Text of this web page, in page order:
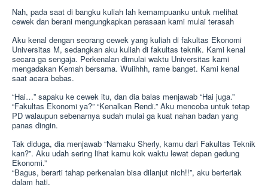
Nah, pada saat di bangku kuliah lah kemampuanku untuk melihat
cewek dan berani mengungkapkan perasaan kami mulai terasah
Aku kenal dengan seorang cewek yang kuliah di fakultas Ekonomi
Universitas M, sedangkan aku kuliah di fakultas teknik. Kami kenal
secara ga sengaja. Perkenalan dimulai waktu Universitas kami
mengadakan Kemah bersama. Wuiihhh, rame banget. Kami kenal
saat acara bebas.
“Hai…” sapaku ke cewek itu, dan dia balas menjawab “Hai juga.”
“Fakultas Ekonomi ya?” “Kenalkan Rendi.” Aku mencoba untuk tetap
PD walaupun sebenarnya sudah mulai ga kuat nahan badan yang
panas dingin.
Tak diduga, dia menjawab “Namaku Sherly, kamu dari Fakultas Teknik
kan?”. Aku udah sering lihat kamu kok waktu lewat depan gedung
Ekonomi.”
“Bagus, berarti tahap perkenalan bisa dilanjut nich!!”, aku berteriak
dalam hati.